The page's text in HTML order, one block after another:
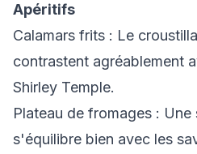
Apéritifs
Calamars frits : Le
contrastent agréablement
Shirley Temple.
Plateau de fromages : Une
s'équilibre bien avec les